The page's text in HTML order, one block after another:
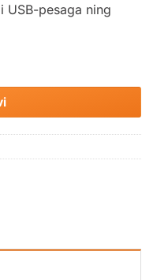
USB-pesaga ning